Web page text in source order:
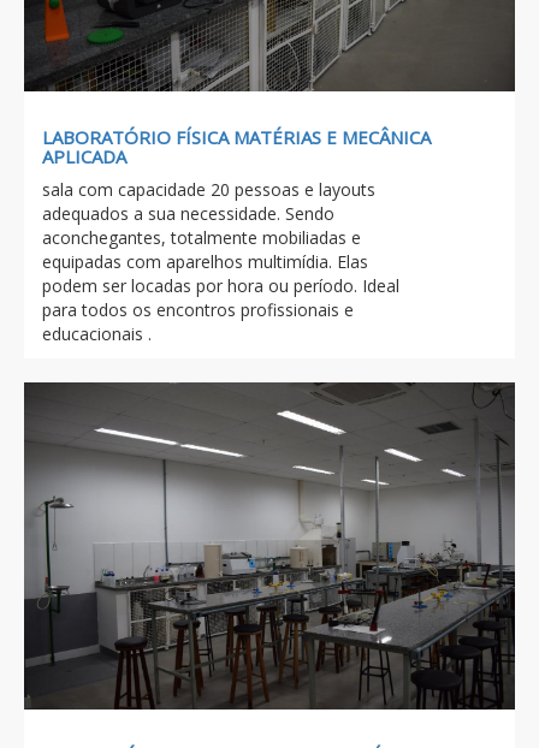
LABORATÓRIO FÍSICA MATÉRIAS E MECÂNICA
APLICADA
sala com capacidade 20 pessoas e layouts
adequados a sua necessidade. Sendo
aconchegantes, totalmente mobiliadas e
equipadas com aparelhos multimídia. Elas
podem ser locadas por hora ou período. Ideal
para todos os encontros profissionais e
educacionais .